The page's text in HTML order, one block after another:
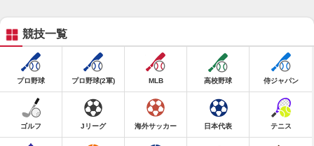
競技一覧
プロ野球 プロ野球(2軍) MLB 高校野球 侍ジャパン
ゴルフ Jリーグ 海外サッカー 日本代表 テニス